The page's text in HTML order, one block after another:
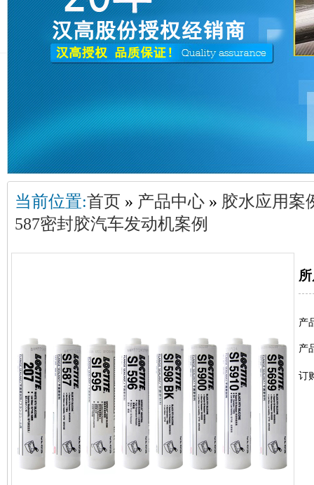
当前位置:首页 » 产品中心 » 胶水应用案
587密封胶汽车发动机案例
产
产
订